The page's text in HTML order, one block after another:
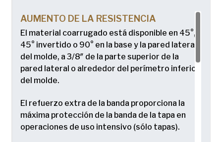
AUMENTO DE LA RESISTENCIA
El material coarrugado está disponible en 45°,
45° invertido o 90° en la base y la pared lateral
del molde, a 3/8″ de la parte superior de la
pared lateral o alrededor del perímetro inferior
del molde.
El refuerzo extra de la banda proporciona la
máxima protección de la banda de la tapa en
operaciones de uso intensivo (sólo tapas).
SUBMIT